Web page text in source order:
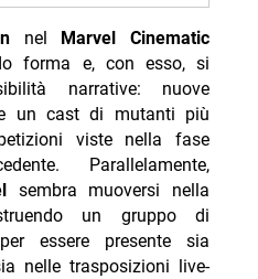
tattica guidata da
fumetti come ponte per
nuove generazioni e
come momento di
nel Marvel Cinematic
forma e, con esso, si
narrative: nuove
un cast di mutanti più
viste nella fase
Parallelamente,
sembra muoversi nella
un gruppo di
essere presente sia
nelle trasposizioni live-